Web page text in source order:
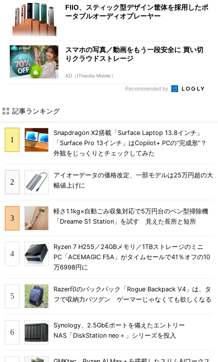
FIIO、スティック型デザイン筐体を採用したポ
ータブルオーディオプレーヤー
スマホの写真／動画をもう一段安全に 買い切
りクラウドストレージ
AD（ITmedia Mobile）
Recommended by
記事ランキング
Snapdragon X2搭載「Surface Laptop 13.8インチ」
「Surface Pro 13インチ」はCopilot+ PCの“完成形”？
外観をじっくりとチェックしてみた
アイオーデータの価格改定、一部モデルは25万円超の大
幅値上げに
軽さ1.1kg×自動ごみ収集対応で5万円台のペン型掃除機
「Dreame S1 Station」を試す 見えた長所と短所
Ryzen 7 H255／24GBメモリ／1TBストレージのミニ
PC「ACEMAGIC F5A」がタイムセールで41％オフの10
万6998円に
Razer印のバックパック「Rogue Backpack V4」は、タ
フで収納力バツグン ゲーマーじゃなくても欲しくなる
Synology、2.5GbEポートを備えたエントリー
NAS「DiskStation neo＋」シリーズを投入